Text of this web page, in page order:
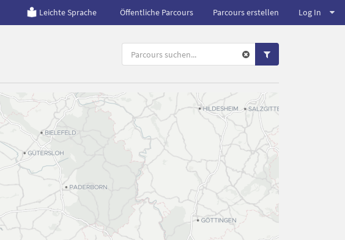
Leichte Sprache Öffentliche Parcours Parcours erstellen Log In